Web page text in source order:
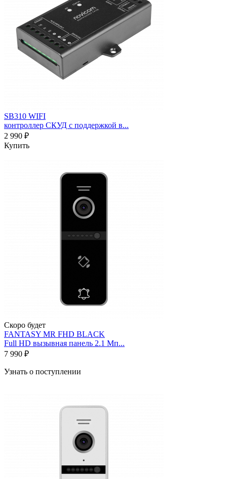
SB310 WIFI
контроллер СКУД с поддержкой в...
2 990 ₽
Купить
Скоро будет
FANTASY MR FHD BLACK
Full HD вызывная панель 2.1 Мп...
7 990 ₽
Узнать о поступлении